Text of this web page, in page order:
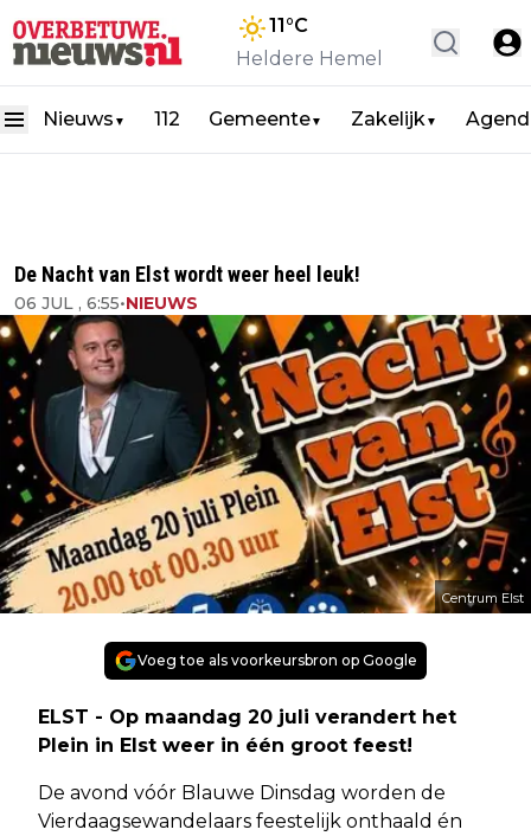
11°C
Heldere Hemel
Nieuws ▼ 112 Gemeente▼ Zakelijk▼
De Nacht van Elst wordt weer heel leuk!
06 JUL , 6:55•NIEUWS
Centrum Elst
Voeg toe als voorkeursbron op Google
ELST - Op maandag 20 juli verandert het
Plein in Elst weer in één groot feest!
De avond vóór Blauwe Dinsdag worden de
Vierdaagsewandelaars feestelijk onthaald én